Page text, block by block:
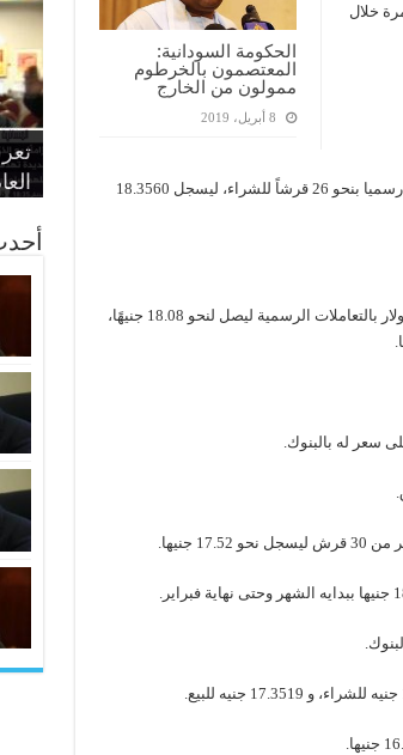
الحكومة السودانية:
المعتصمون بالخرطوم
ممولون من الخارج
8 أبريل، 2019
للبيع لأول مرة خلال
8-2-2017: سجل الدولار تراجع مرة أخرى خلال تعاملات البنك المركزي رسميا بنحو 26 قرشاً للشراء، ليسجل 18.3560
11-2-2017: أعلن البنك المركزي عن تراجع ثالث خلال الشهر بسعر الدولار بالتعاملات الرسمية ليصل لنحو 18.08 جنيهًا،